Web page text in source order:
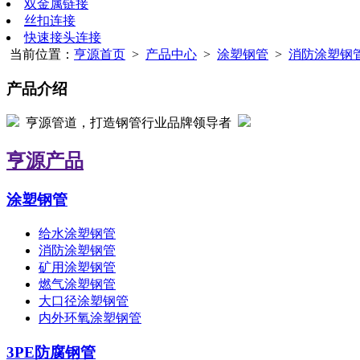
双金属链接
丝扣连接
快速接头连接
当前位置： 亨源首页 > 产品中心 > 涂塑钢管 > 消防涂塑钢
产品介绍
亨源管道，打造钢管行业品牌领导者
亨源产品
涂塑钢管
给水涂塑钢管
消防涂塑钢管
矿用涂塑钢管
燃气涂塑钢管
大口径涂塑钢管
内外环氧涂塑钢管
3PE防腐钢管